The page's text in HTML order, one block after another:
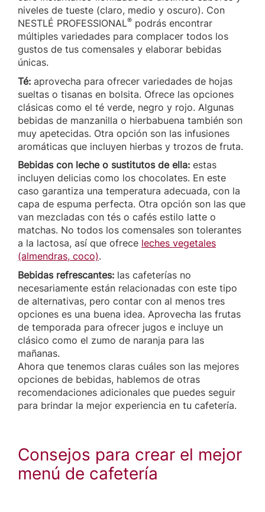
niveles de tueste (claro, medio y oscuro). Con
NESTLÉ PROFESSIONAL® podrás encontrar
múltiples variedades para complacer todos los
gustos de tus comensales y elaborar bebidas
únicas.
Té: aprovecha para ofrecer variedades de hojas
sueltas o tisanas en bolsita. Ofrece las opciones
clásicas como el té verde, negro y rojo. Algunas
bebidas de manzanilla o hierbabuena también son
muy apetecidas. Otra opción son las infusiones
aromáticas que incluyen hierbas y trozos de fruta.
Bebidas con leche o sustitutos de ella: estas
incluyen delicias como los chocolates. En este
caso garantiza una temperatura adecuada, con la
capa de espuma perfecta. Otra opción son las que
van mezcladas con tés o cafés estilo latte o
matchas. No todos los comensales son tolerantes
a la lactosa, así que ofrece leches vegetales
(almendras, coco).
Bebidas refrescantes: las cafeterías no
necesariamente están relacionadas con este tipo
de alternativas, pero contar con al menos tres
opciones es una buena idea. Aprovecha las frutas
de temporada para ofrecer jugos e incluye un
clásico como el zumo de naranja para las
mañanas.
Ahora que tenemos claras cuáles son las mejores
opciones de bebidas, hablemos de otras
recomendaciones adicionales que puedes seguir
para brindar la mejor experiencia en tu cafetería.
Consejos para crear el mejor
menú de cafetería